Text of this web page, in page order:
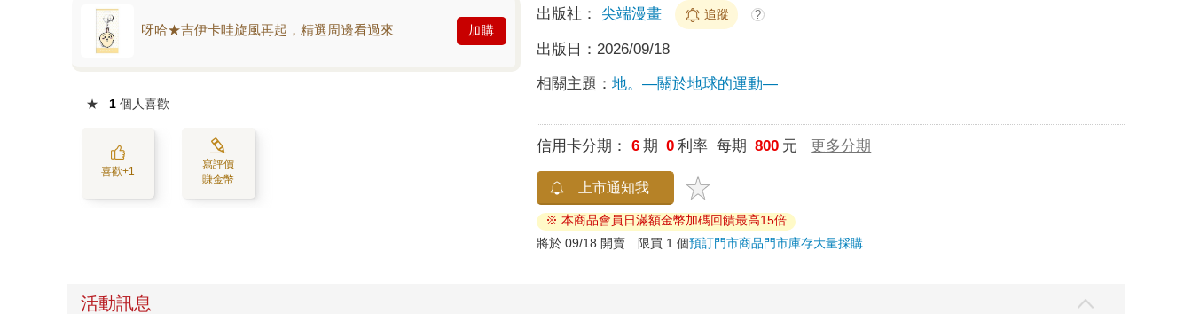
呀哈★吉伊卡哇旋風再起，精選周邊看過來 加購
★ 1 個人喜歡
喜歡+1
寫評價
賺金幣
出版社： 尖端漫畫 追蹤 ?
出版日： 2026/09/18
相關主題：地。—關於地球的運動—
信用卡分期： 6 期 0 利率 每期 800 元 更多分期
上市通知我
※ 本商品會員日滿額金幣加碼回饋最高15倍
將於 09/18 開賣 限買 1 個預訂門市商品門市庫存大量採購
活動訊息